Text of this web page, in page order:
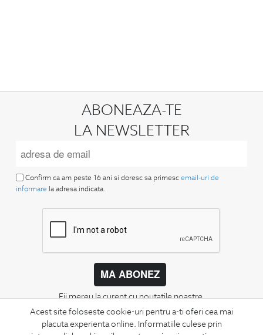
Acest site foloseste cookie-uri pentru a-ti oferi cea mai
placuta experienta online. Informatiile culese prin
ABONEAZA-TE
LA NEWSLETTER
Confirm ca am peste 16 ani si doresc sa primesc email-uri de
informare la adresa indicata.
MA ABONEZ
Fii mereu la curent cu noutatile noastre,
oferte speciale si trenduri in moda masculina.